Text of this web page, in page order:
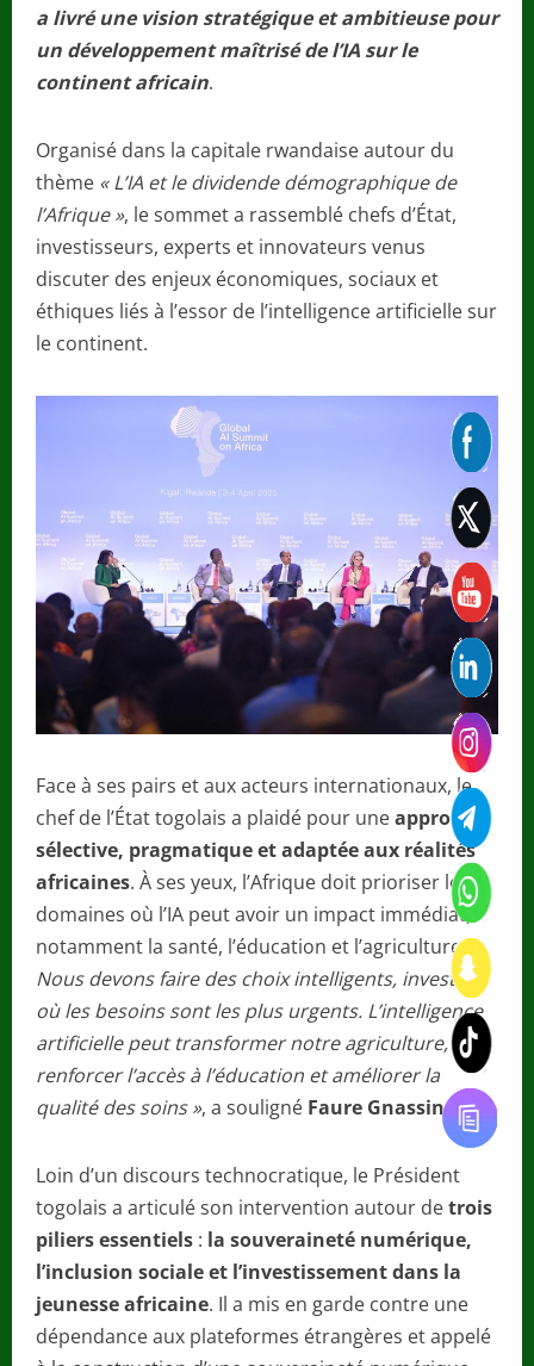
a livré une vision stratégique et ambitieuse pour
un développement maîtrisé de l’IA sur le
continent africain.
Organisé dans la capitale rwandaise autour du
thème « L’IA et le dividende démographique de
l’Afrique », le sommet a rassemblé chefs d’État,
investisseurs, experts et innovateurs venus
discuter des enjeux économiques, sociaux et
éthiques liés à l’essor de l’intelligence artificielle sur
le continent.
Face à ses pairs et aux acteurs internationaux, le
chef de l’État togolais a plaidé pour uneapproche
sélective, pragmatique et adaptée aux réalités
africaines. À ses yeux, l’Afrique doit prioriser les
domaines où l’IA peut avoir un impact immédiat,
notamment la santé, l’éducation et l’agriculture.«
Nous devons faire des choix intelligents, investir là
où les besoins sont les plus urgents. L’intelligence
artificielle peut transformer notre agriculture,
renforcer l’accès à l’éducation et améliorer la
qualité des soins », a souligné Faure Gnassingbé.
Loin d’un discours technocratique, le Président
togolais a articulé son intervention autour detrois
piliers essentiels : la souveraineté numérique,
l’inclusion sociale et l’investissement dans la
jeunesse africaine. Il a mis en garde contre une
dépendance aux plateformes étrangères et appelé